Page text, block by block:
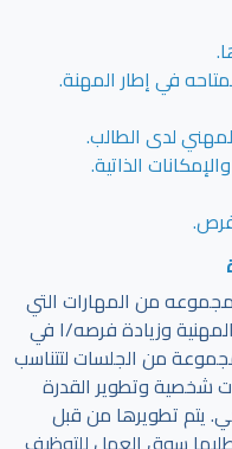
المتاحه في إطار المهنة.
والإمكانات الذاتية.
من المهارات التي
وزيادة فرصه/ا في
من الجلسات لتتناسب
شخصية وتطوير القدرة
يتم تطويرها من قبل